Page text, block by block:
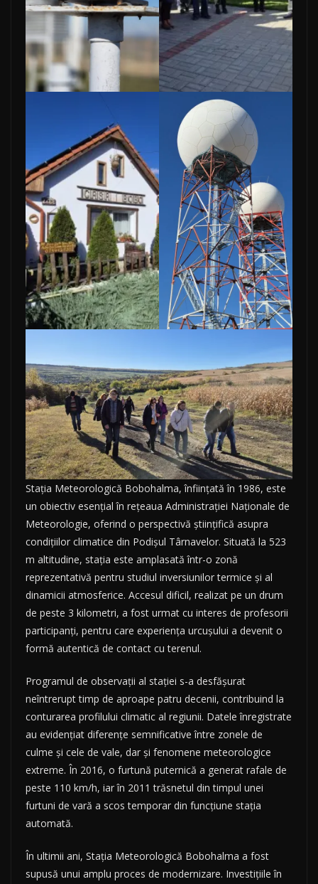
Stația Meteorologică Bobohalma, înființată în 1986, este
un obiectiv esențial în rețeaua Administrației Naționale de
Meteorologie, oferind o perspectivă științifică asupra
condițiilor climatice din Podișul Târnavelor. Situată la 523
m altitudine, stația este amplasată într-o zonă
reprezentativă pentru studiul inversiunilor termice și al
dinamicii atmosferice. Accesul dificil, realizat pe un drum
de peste 3 kilometri, a fost urmat cu interes de profesorii
participanți, pentru care experiența urcușului a devenit o
formă autentică de contact cu terenul.
Programul de observații al stației s-a desfășurat
neîntrerupt timp de aproape patru decenii, contribuind la
conturarea profilului climatic al regiunii. Datele înregistrate
au evidențiat diferențe semnificative între zonele de
culme și cele de vale, dar și fenomene meteorologice
extreme. În 2016, o furtună puternică a generat rafale de
peste 110 km/h, iar în 2011 trăsnetul din timpul unei
furtuni de vară a scos temporar din funcțiune stația
automată.
În ultimii ani, Stația Meteorologică Bobohalma a fost
supusă unui amplu proces de modernizare. Investițiile în